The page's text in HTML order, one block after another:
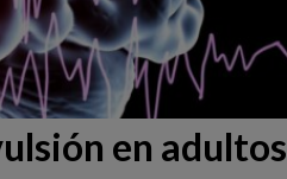
en adultos